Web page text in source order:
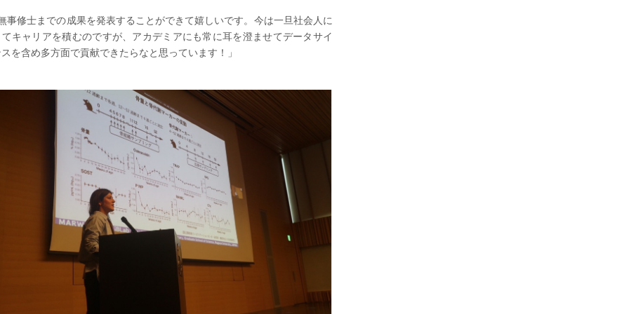
事修士までの成果を発表することができて嬉しいです。今は一旦社会人に
キャリアを積むのですが、アカデミアにも常に耳を澄ませてデータサイ
を含め多方面で貢献できたらなと思っています！」